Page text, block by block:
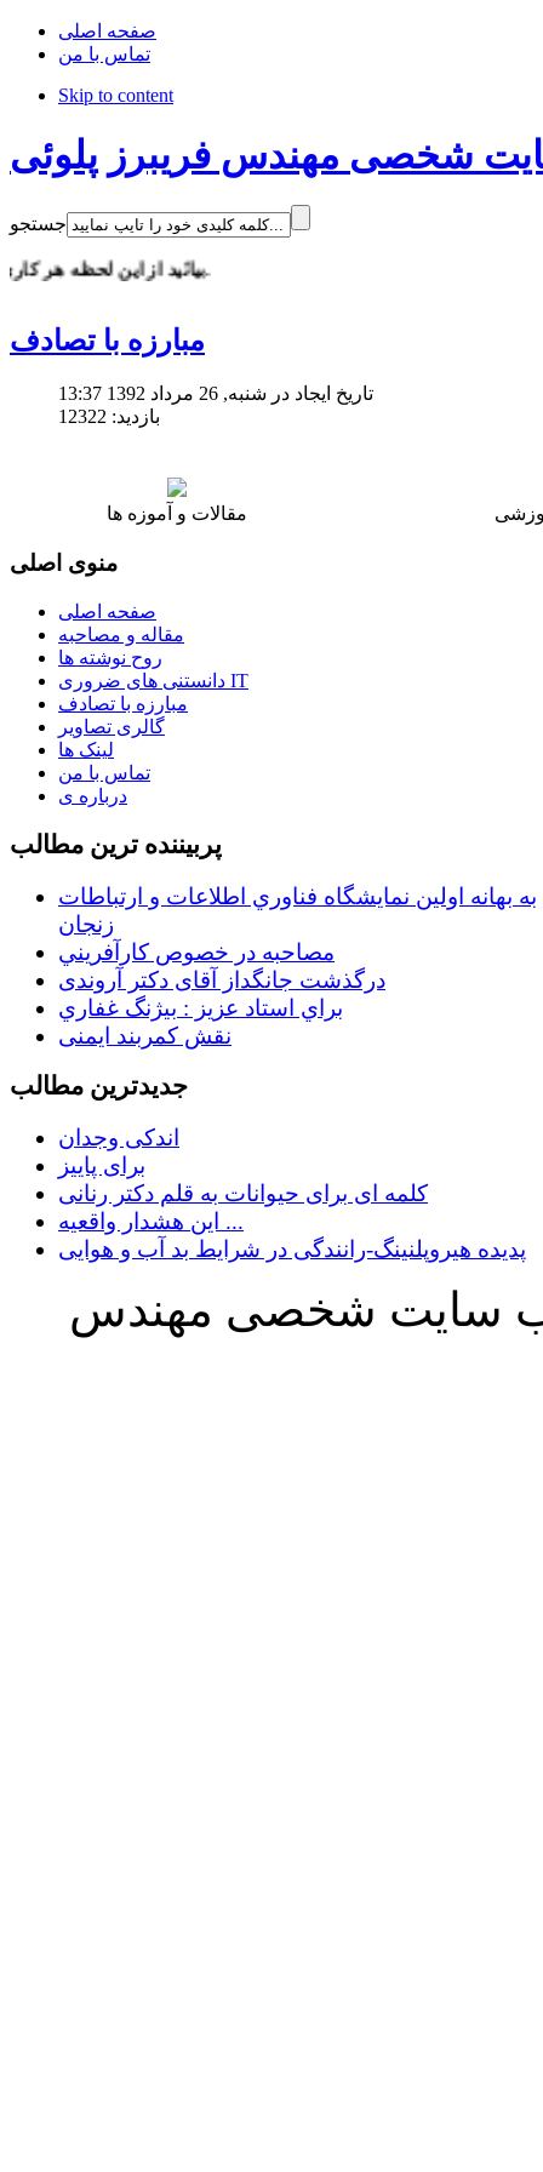
صفحه اصلی
تماس با من
Skip to content
شخصی مهندس فریبرز پلوئی
جستجو
مبارزه با تصادف
تاریخ ایجاد در شنبه, 26 مرداد 1392 13:37
بازدید: 12322
مقالات و آموزه ها
منوی اصلی
صفحه اصلی
مقاله و مصاحبه
روح نوشته ها
دانستنی های ضروری IT
مبارزه با تصادف
گالری تصاویر
لینک ها
تماس با من
درباره ی
پربیننده ترین مطالب
به بهانه اولين نمايشگاه فناوري اطلاعات و ارتباطات
زنجان
مصاحبه در خصوص كارآفريني
درگذشت جانگداز آقای دکتر آروندی
براي استاد عزيز : بيژنگ غفاري
نقش کمربند ایمنی
جدیدترین مطالب
اندکی وجدان
برای پاییز
کلمه ای برای حیوانات به قلم دکتر رنانی
این هشدار واقعیه ...
پدیده هیروپلنینگ-رانندگی در شرایط بد آب و هوایی
وب سایت شخصی مهندس